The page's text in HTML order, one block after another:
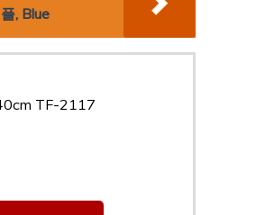
, Blue
TF-2117